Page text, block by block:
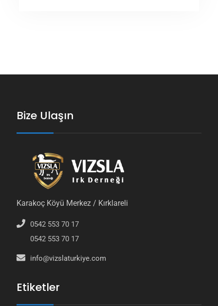
Bize Ulaşın
Karakoç Köyü Merkez / Kırklareli
0542 553 70 17
0542 553 70 17
info@vizslaturkiye.com
Etiketler